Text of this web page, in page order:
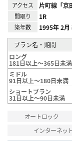
アクセス 片町線「京
間取り 1R
築年数 1995年 2月
プラン名・期間
ロング
181日以上～365日未満
ミドル
91日以上～180日未満
ショートプラン
31日以上～90日未満
オートロック
インターネッ